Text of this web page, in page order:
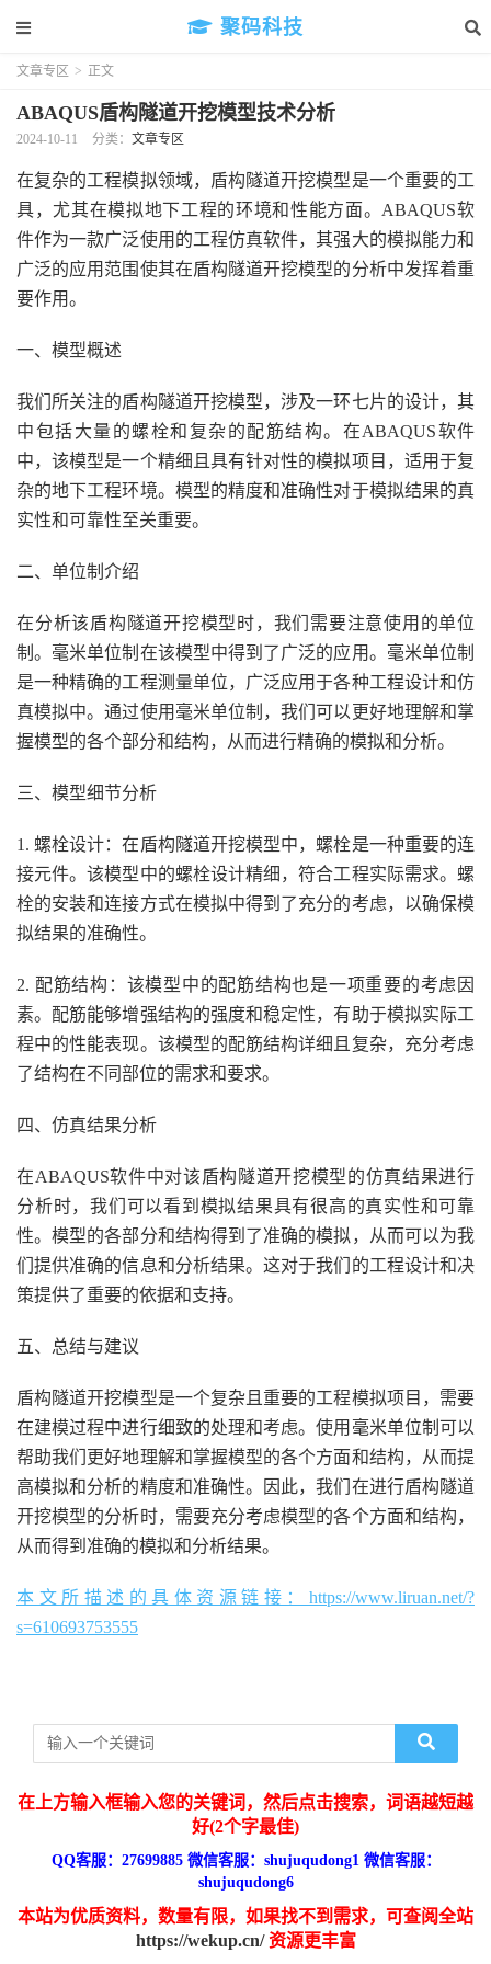
聚码科技
文章专区 > 正文
ABAQUS盾构隧道开挖模型技术分析
2024-10-11 分类： 文章专区
在复杂的工程模拟领域，盾构隧道开挖模型是一个重要的工
具，尤其在模拟地下工程的环境和性能方面。ABAQUS软
件作为一款广泛使用的工程仿真软件，其强大的模拟能力和
广泛的应用范围使其在盾构隧道开挖模型的分析中发挥着重
要作用。
一、模型概述
我们所关注的盾构隧道开挖模型，涉及一环七片的设计，其
中包括大量的螺栓和复杂的配筋结构。在ABAQUS软件
中，该模型是一个精细且具有针对性的模拟项目，适用于复
杂的地下工程环境。模型的精度和准确性对于模拟结果的真
实性和可靠性至关重要。
二、单位制介绍
在分析该盾构隧道开挖模型时，我们需要注意使用的单位
制。毫米单位制在该模型中得到了广泛的应用。毫米单位制
是一种精确的工程测量单位，广泛应用于各种工程设计和仿
真模拟中。通过使用毫米单位制，我们可以更好地理解和掌
握模型的各个部分和结构，从而进行精确的模拟和分析。
三、模型细节分析
1. 螺栓设计：在盾构隧道开挖模型中，螺栓是一种重要的连
接元件。该模型中的螺栓设计精细，符合工程实际需求。螺
栓的安装和连接方式在模拟中得到了充分的考虑，以确保模
拟结果的准确性。
2. 配筋结构：该模型中的配筋结构也是一项重要的考虑因
素。配筋能够增强结构的强度和稳定性，有助于模拟实际工
程中的性能表现。该模型的配筋结构详细且复杂，充分考虑
了结构在不同部位的需求和要求。
四、仿真结果分析
在ABAQUS软件中对该盾构隧道开挖模型的仿真结果进行
分析时，我们可以看到模拟结果具有很高的真实性和可靠
性。模型的各部分和结构得到了准确的模拟，从而可以为我
们提供准确的信息和分析结果。这对于我们的工程设计和决
策提供了重要的依据和支持。
五、总结与建议
盾构隧道开挖模型是一个复杂且重要的工程模拟项目，需要
在建模过程中进行细致的处理和考虑。使用毫米单位制可以
帮助我们更好地理解和掌握模型的各个方面和结构，从而提
高模拟和分析的精度和准确性。因此，我们在进行盾构隧道
开挖模型的分析时，需要充分考虑模型的各个方面和结构，
从而得到准确的模拟和分析结果。
本文所描述的具体资源链接：https://www.liruan.net/?
s=610693753555
在上方输入框输入您的关键词，然后点击搜索，词语越短越
好(2个字最佳)
QQ客服：27699885 微信客服：shujuqudong1 微信客服：
shujuqudong6
本站为优质资料，数量有限，如果找不到需求，可查阅全站
https://wekup.cn/资源更丰富